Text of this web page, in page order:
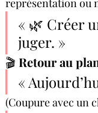
représentation ou
« 🌿 Créer
juger. »
🎬 Retour au
«
(Coupure avec un